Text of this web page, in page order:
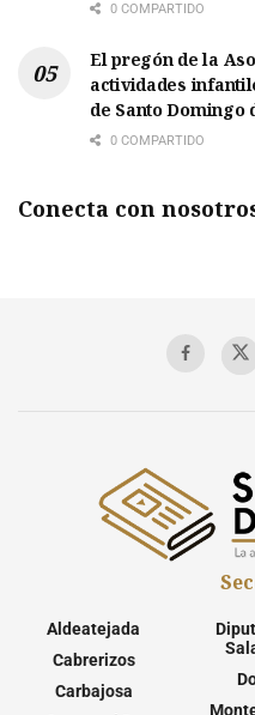
0 COMPARTIDO
El pregón de la
actividades
de Santo Domingo
0 COMPARTIDO
Conecta con
Aldeatejada
Cabrerizos
Carbajosa